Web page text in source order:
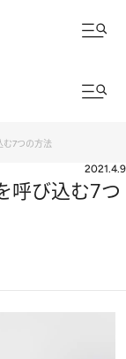
む7つの方法
2021.4.9
呼び込む7つ